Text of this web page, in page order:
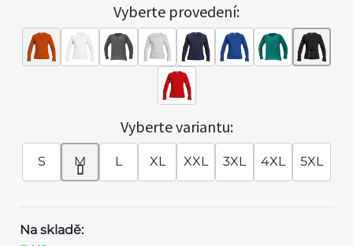
Vyberte provedení:
Vyberte variantu:
S M L XL XXL 3XL 4XL 5XL
Na skladě: